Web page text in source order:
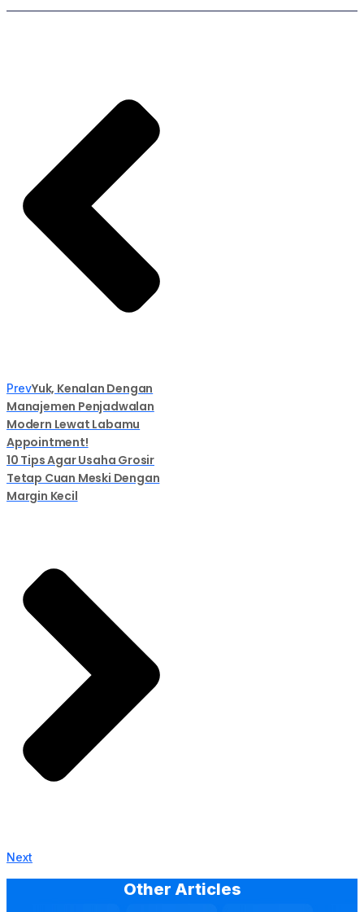
PrevYuk, Kenalan Dengan
Manajemen Penjadwalan
Modern Lewat Labamu
Appointment!
10 Tips Agar Usaha Grosir
Tetap Cuan Meski Dengan
Margin Kecil
Next
Other Articles